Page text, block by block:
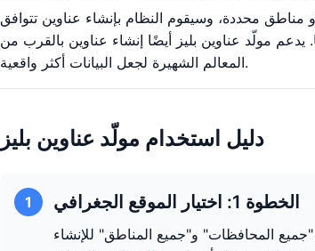
محددة، وسيقوم النظام بإنشاء عناوين تتوافق
مولّد عناوين بليز أيضًا إنشاء عناوين بالقرب من
المعالم الشهيرة لجعل البيانات أكثر واقعية.
دليل استخدام مولّد عناوين بليز
1 الخطوة 1: اختيار الموقع الجغرافي
"جميع المحافظات" و"جميع المناطق" للإنشاء